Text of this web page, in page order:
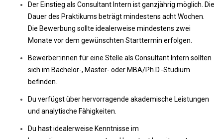
Der Einstieg als Consultant Intern ist ganzjährig möglich. Die
Dauer des Praktikums beträgt mindestens acht Wochen.
Die Bewerbung sollte idealerweise mindestens zwei
Monate vor dem gewünschten Starttermin erfolgen
Bewerber:innen für eine Stelle als Consultant Intern sollten
sich im Bachelor-, Master- oder MBA/Ph.D.-Studium
befinden.
Du verfügst über hervorragende akademische Leistungen
und analytische Fähigkeiten.
Du hast idealerweise Kenntnisse im